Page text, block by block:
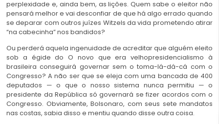
perplexidade e, ainda bem, as lições. Quem sabe o eleitor não
pensará melhor e vai desconfiar de que há algo errado quando
se deparar com outros juízes Witzels da vida prometendo atirar
“na cabecinha” nos bandidos?
Ou perderá aquela ingenuidade de acreditar que alguém eleito
sob a égide do O novo que era velhopresidencialismo à
brasileira conseguirá governar sem o toma-lá-dá-cá com o
Congresso? A não ser que se eleja com uma bancada de 400
deputados — o que o nosso sistema nunca permitiu — o
presidente da República só governará se fizer acordos com o
Congresso. Obviamente, Bolsonaro, com seus sete mandatos
nas costas, sabia disso e mentiu quando disse outra coisa.